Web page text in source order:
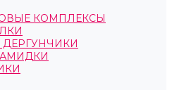
КОМПЛЕКСЫ